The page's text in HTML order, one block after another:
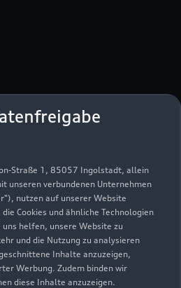
Straße 1, 85057 Ingolstadt, allein
unseren verbundenen Unternehmen
nutzen auf unserer Website
Cookies und ähnliche Technologien
helfen, unsere Website zu
und die Nutzung zu analysieren
Inhalte anzuzeigen,
Werbung. Zudem binden wir
diese Inhalte anzuzeigen.